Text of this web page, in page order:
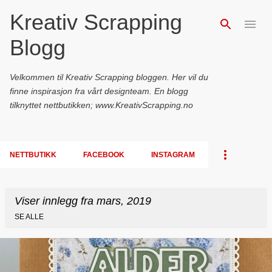
Gå til hovedinnhold
Kreativ Scrapping
Blogg
Velkommen til Kreativ Scrapping bloggen. Her vil du
finne inspirasjon fra vårt designteam. En blogg
tilknyttet nettbutikken; www.KreativScrapping.no
NETTBUTIKK FACEBOOK INSTAGRAM
Viser innlegg fra mars, 2019
SE ALLE